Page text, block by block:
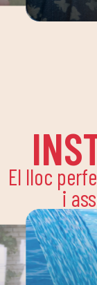
El lloc
i